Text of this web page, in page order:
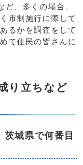
、多くの場合、
市制施行に際して
るかを調査をして
て住民の皆さんに
り立ちなど
城県で何番目